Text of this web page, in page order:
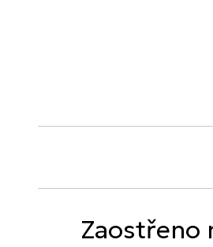
Zaostřeno